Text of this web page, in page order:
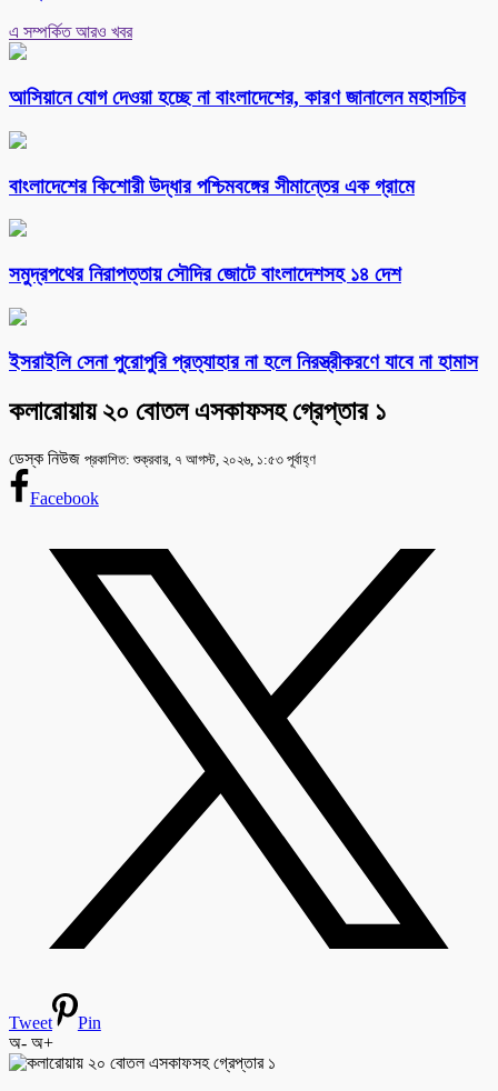
এ সম্পর্কিত আরও খবর
আসিয়ানে যোগ দেওয়া হচ্ছে না বাংলাদেশের, কারণ জানালেন মহাসচিব
বাংলাদেশের কিশোরী উদ্ধার পশ্চিমবঙ্গের সীমান্তের এক গ্রামে
সমুদ্রপথের নিরাপত্তায় সৌদির জোটে বাংলাদেশসহ ১৪ দেশ
ইসরাইলি সেনা পুরোপুরি প্রত্যাহার না হলে নিরস্ত্রীকরণে যাবে না হামাস
কলারোয়ায় ২০ বোতল এসকাফসহ গ্রেপ্তার ১
ডেস্ক নিউজ প্রকাশিত: শুক্রবার, ৭ আগস্ট, ২০২৬, ১:৫৩ পূর্বাহ্ণ
Facebook
Tweet
Pin
অ- অ+